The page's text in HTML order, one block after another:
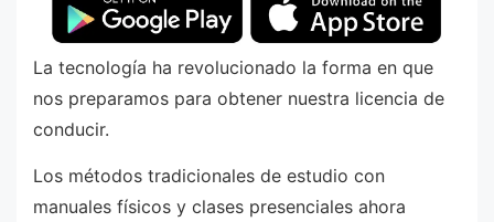
La tecnología ha revolucionado la forma en que
nos preparamos para obtener nuestra licencia de
conducir.
Los métodos tradicionales de estudio con
manuales físicos y clases presenciales ahora